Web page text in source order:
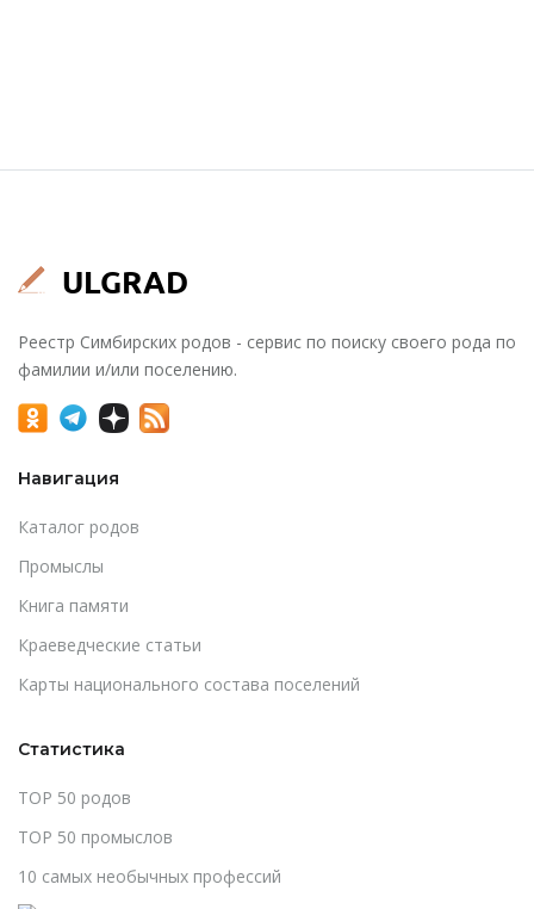
Реестр Симбирских родов - сервис по поиску своего рода по
фамилии и/или поселению.
Навигация
Каталог родов
Промыслы
Книга памяти
Краеведческие статьи
Карты национального состава поселений
Статистика
TOP 50 родов
TOP 50 промыслов
10 самых необычных профессий